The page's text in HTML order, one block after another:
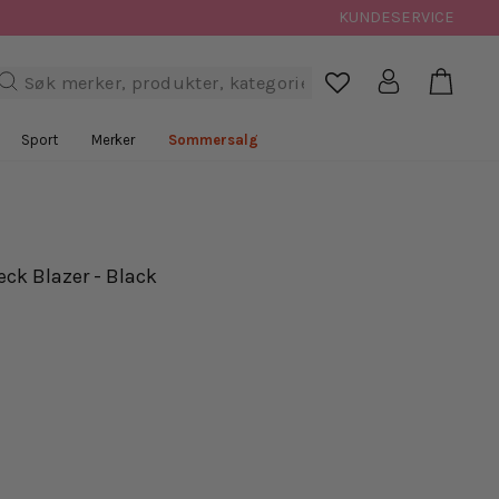
KUNDESERVICE
Søk  Logg inn
Sport Merker Sommersalg
Blazer - Black